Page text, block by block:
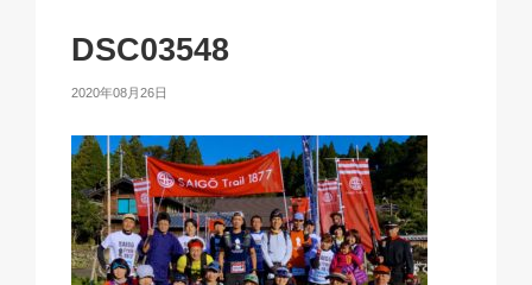
DSC03548
2020年08月26日